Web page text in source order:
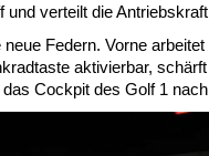
verteilt die
Federn. Vorne
aktivierbar,
Cockpit des Golf 1